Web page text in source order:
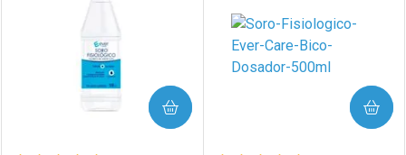
COMPRAR COMPRAR